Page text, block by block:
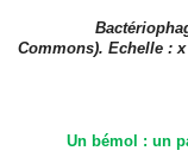
Commons). Echelle :
Un bémol : un